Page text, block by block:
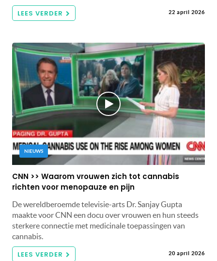
LEES VERDER 22 april 2026
NIEUWS
CNN >> Waarom vrouwen zich tot cannabis
richten voor menopauze en pijn
De wereldberoemde televisie-arts Dr. Sanjay Gupta
maakte voor CNN een docu over vrouwen en hun steeds
sterkere connectie met medicinale toepassingen van
cannabis.
LEES VERDER 20 april 2026